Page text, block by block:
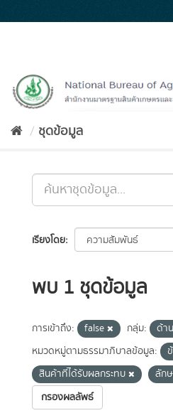
to
ชุดข้อมูล
เรียงโดย
พบ 1 ชุดข้อมูล
การเข้าถึง: false กลุ่ม:
ด้า
หมวดหมู่ตามธรรมาภิบาลข้อมูล:
สินค้าที่ได้รับผลกระทบ
ลัก
กรองผลลัพธ์